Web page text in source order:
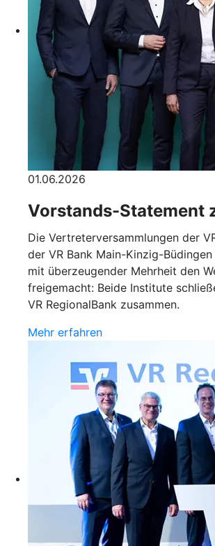
01.06.2026
Vorstands-Statement
Die Vertreterversammlungen der
der VR Bank Main-Kinzig-
mit überzeugender Mehrheit den
freigemacht: Beide Institute
VR RegionalBank zusammen.
Mehr erfahren